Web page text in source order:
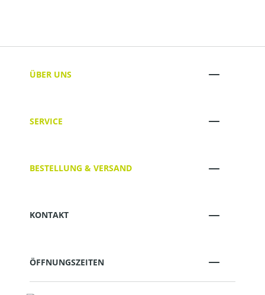
ÜBER UNS
SERVICE
BESTELLUNG & VERSAND
KONTAKT
ÖFFNUNGSZEITEN